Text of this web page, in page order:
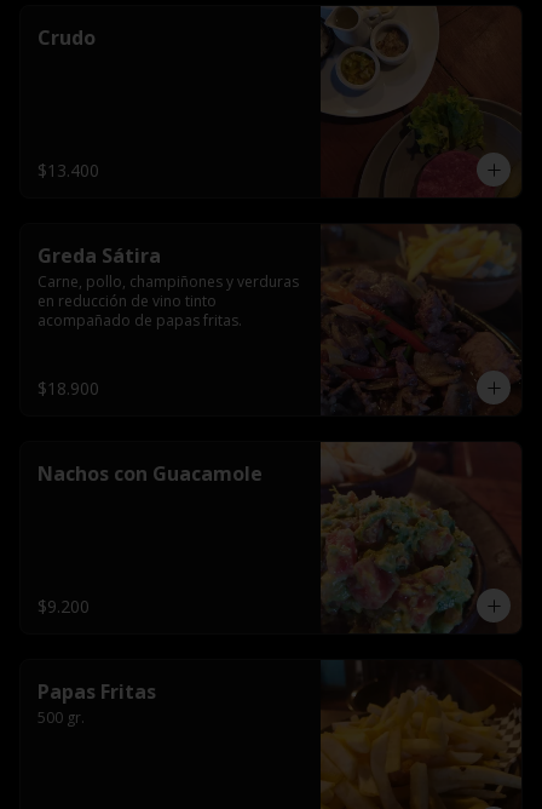
Crudo
$13.400
Greda Sátira
Carne, pollo, champiñones y verduras
en reducción de vino tinto
acompañado de papas fritas.
$18.900
Nachos con Guacamole
$9.200
Papas Fritas
500 gr.